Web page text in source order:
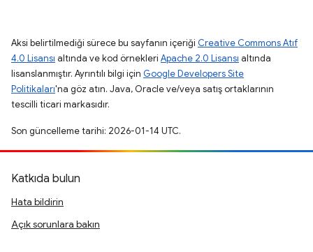
Aksi belirtilmediği sürece bu sayfanın içeriği Creative Commons Atıf
4.0 Lisansı altında ve kod örnekleri Apache 2.0 Lisansı altında
lisanslanmıştır. Ayrıntılı bilgi için Google Developers Site
Politikaları'na göz atın. Java, Oracle ve/veya satış ortaklarının
tescilli ticari markasıdır.
Son güncelleme tarihi: 2026-01-14 UTC.
Katkıda bulun
Hata bildirin
Açık sorunlara bakın